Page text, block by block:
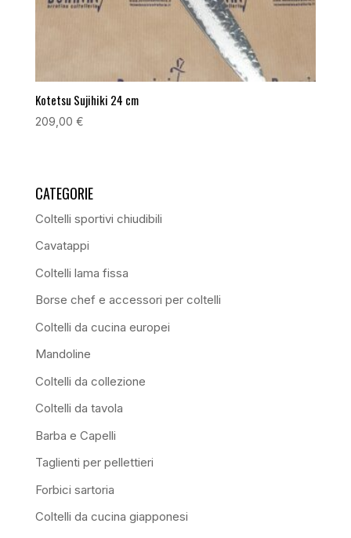
Kotetsu Sujihiki 24 cm
209,00 €
CATEGORIE
Coltelli sportivi chiudibili
Cavatappi
Coltelli lama fissa
Borse chef e accessori per coltelli
Coltelli da cucina europei
Mandoline
Coltelli da collezione
Coltelli da tavola
Barba e Capelli
Taglienti per pellettieri
Forbici sartoria
Coltelli da cucina giapponesi